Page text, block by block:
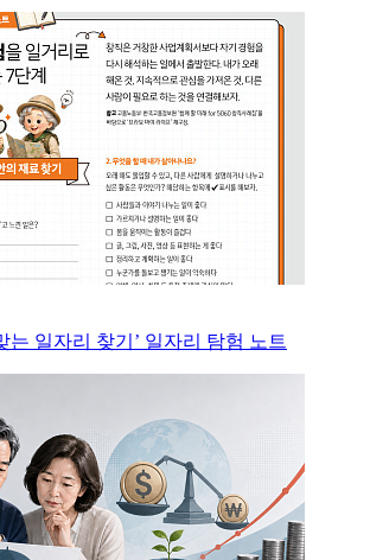
는 일자리 찾기’ 일자리 탐험 노트